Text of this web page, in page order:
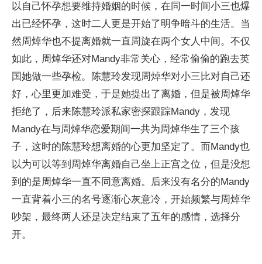
以自己怀孕想要维持婚姻的时候，在同一时间小三也爆
出已经怀孕，这时二人更是开始了明争暗斗的生活。当
然周焯华也不提离婚就一直周旋在两个女人中间。不仅
如此，周焯华还对Mandy非常关心，经常偷偷的跑去英
国她做一些孕检。陈慧玲发现周焯华对小三比对自己还
好，心里更加难受，于是她提出了离婚，但是被周焯华
拒绝了，后来陈慧玲派私家密探跟踪Mandy，发现
Mandy在与周焯华恋爱期间一共为周焯华生了三个孩
子，这时的陈慧玲想离婚的心更加坚定了。而Mandy也
以为可以等到周焯华离婚自己坐上正宫之位，但是没想
到的是周焯华一直不同意离婚。后来没有名分的Mandy
一直背着小三的名号逐渐心灰意冷，开始频繁与周焯华
吵架，最终两人还是决定结束了五年的感情，选择分
开。